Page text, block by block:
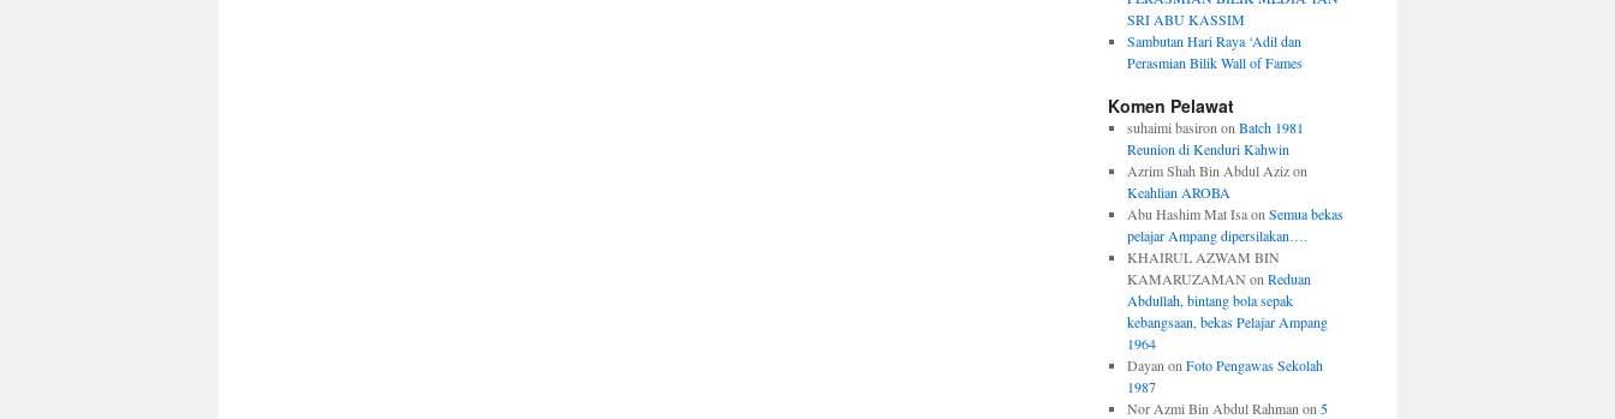
SRI ABU KASSIM
Sambutan Hari Raya ‘Adil dan
Perasmian Bilik Wall of Fames
Komen Pelawat
suhaimi basiron on Batch 1981
Reunion di Kenduri Kahwin
Azrim Shah Bin Abdul Azizon
Keahlian AROBA
Abu Hashim Mat Isaon Semua bekas
pelajar Ampang dipersilakan….
KHAIRUL AZWAM BIN
KAMARUZAMAN on Reduan
Abdullah, bintang bola sepak
kebangsaan, bekas Pelajar Ampang
1964
Dayan on Foto Pengawas Sekolah
1987
Nor Azmi Bin Abdul Rahman on 5